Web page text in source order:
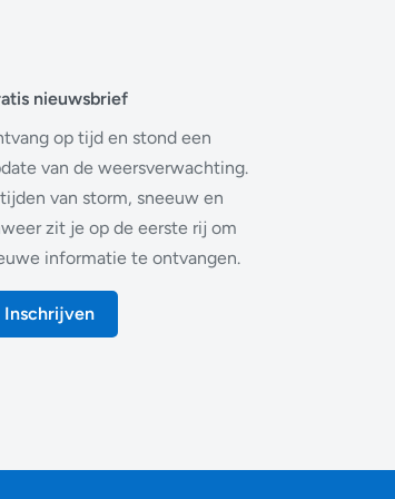
nieuwsbrief
op tijd en stond een
van de weersverwachting.
van storm, sneeuw en
zit je op de eerste rij om
informatie te ontvangen.
Inschrijven